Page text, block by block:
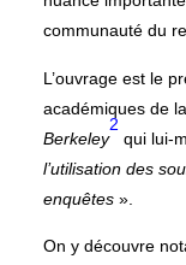
communauté du
L’ouvrage est le
académiques de
Berkeley
2
qui lui-
l’utilisation des
enquêtes».
On y découvre